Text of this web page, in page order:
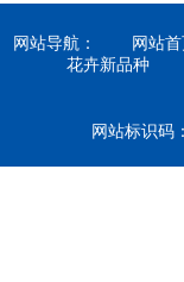
网站导航： 网站
花卉新品种
网站标识码